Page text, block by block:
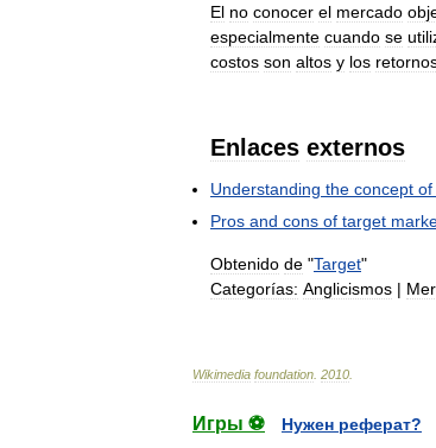
El no conocer el mercado
especialmente cuando se
costos son altos y los
Enlaces externos
Understanding the concept of
Pros and cons of target
Obtenido de "Target"
Categorías: Anglicismos |
Wikimedia foundation 2010
Игры ⚽
Нужен реферат?